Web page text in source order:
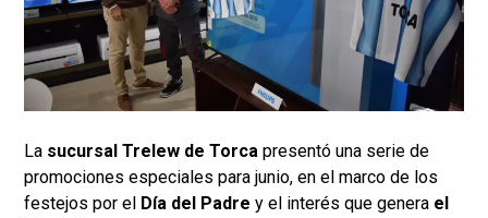
La sucursal Trelew de Torca presentó una serie de
promociones especiales para junio, en el marco de los
festejos por el Día del Padre y el interés que genera el